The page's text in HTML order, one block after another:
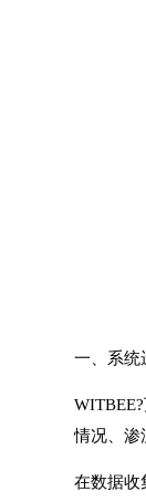
一、系统
WITBEE?
情况、渗
在数据收